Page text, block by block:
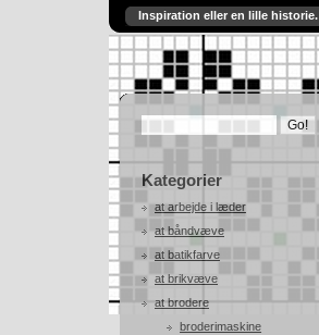
Inspiration eller en lille historie.
Kategorier
at arbejde i læder
at båndvæve
at batikfarve
at brikvæve
at brodere
broderimaskine